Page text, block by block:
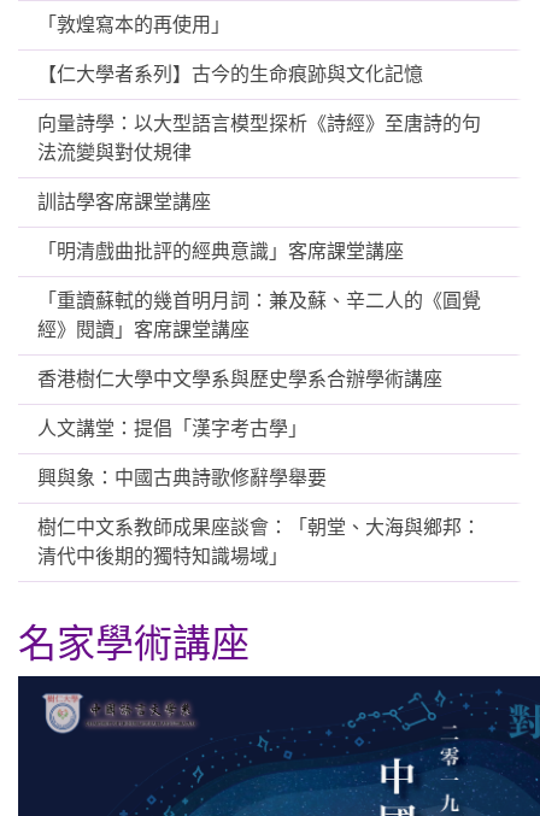
「敦煌寫本的再使用」
【仁大學者系列】古今的生命痕跡與文化記憶
向量詩學：以大型語言模型探析《詩經》至唐詩的句
法流變與對仗規律
訓詁學客席課堂講座
「明清戲曲批評的經典意識」客席課堂講座
「重讀蘇軾的幾首明月詞：兼及蘇、辛二人的《圓覺
經》閱讀」客席課堂講座
香港樹仁大學中文學系與歷史學系合辦學術講座
人文講堂：提倡「漢字考古學」
興與象：中國古典詩歌修辭學舉要
樹仁中文系教師成果座談會：「朝堂、大海與鄉邦：
清代中後期的獨特知識場域」
名家學術講座